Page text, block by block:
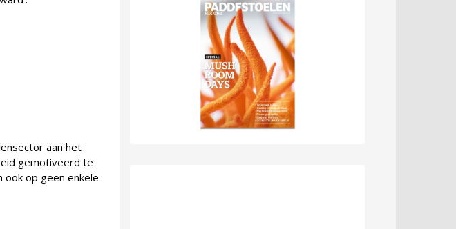
aan het
gemotiveerd te
ook op geen enkele